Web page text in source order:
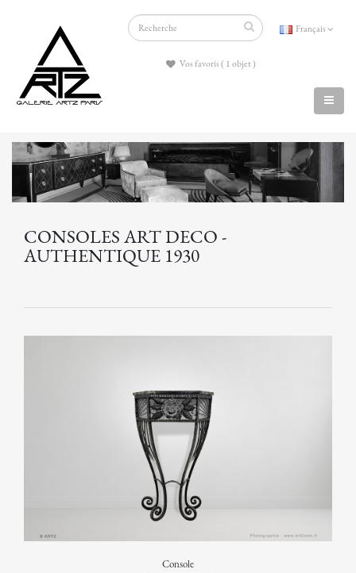
Français
Vos favoris ( 1 objet )
CONSOLES ART DECO -
AUTHENTIQUE 1930
Console